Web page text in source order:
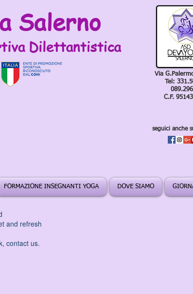
Salerno
Dilettantistica
Via
Tel:
C.F.
seguici anche
FORMAZIONE INSEGNANTI YOGA DOVE SIAMO
and refresh
contact us.